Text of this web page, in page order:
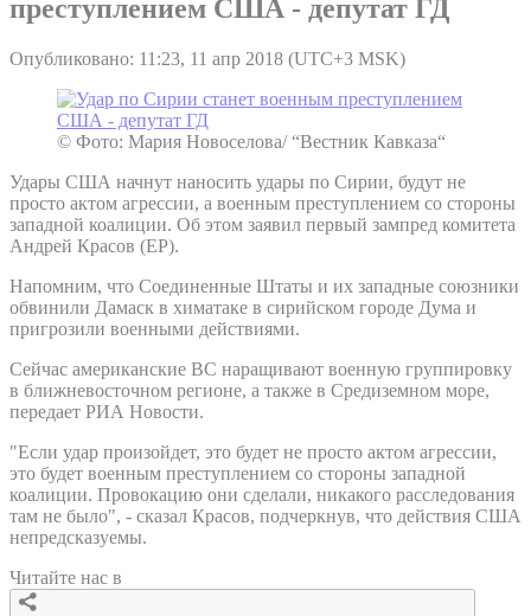
преступлением США - депутат ГД
Опубликовано: 11:23, 11 апр 2018 (UTC+3 MSK)
© Фото: Мария Новоселова/ “Вестник Кавказа“
Удары США начнут наносить удары по Сирии, будут не
просто актом агрессии, а военным преступлением со стороны
западной коалиции. Об этом заявил первый зампред комитета
Андрей Красов (ЕР).
Напомним, что Соединенные Штаты и их западные союзники
обвинили Дамаск в химатаке в сирийском городе Дума и
пригрозили военными действиями.
Сейчас американские ВС наращивают военную группировку
в ближневосточном регионе, а также в Средиземном море,
передает РИА Новости.
"Если удар произойдет, это будет не просто актом агрессии,
это будет военным преступлением со стороны западной
коалиции. Провокацию они сделали, никакого расследования
там не было", - сказал Красов, подчеркнув, что действия США
непредсказуемы.
Читайте нас в